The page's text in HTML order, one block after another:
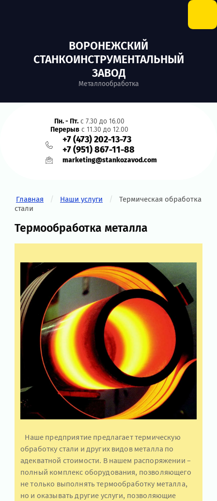
ВОРОНЕЖСКИЙ
СТАНКОИНСТРУМЕНТАЛЬНЫЙ
ЗАВОД
Металлообработка
Пн. - Пт. с 7.30 до 16.00
Перерыв с 11.30 до 12.00
+7 (473) 202-13-73
+7 (951) 867-11-88
marketing@stankozavod.com
Главная / Наши услуги /
Термическая обработка
стали
Термообработка металла
Наше предприятие предлагает термическую
обработку стали и других видов металла по
адекватной стоимости. В нашем распоряжении –
полный комплекс оборудования, позволяющего
не только выполнять термообработку металла,
но и оказывать другие услуги, позволяющие